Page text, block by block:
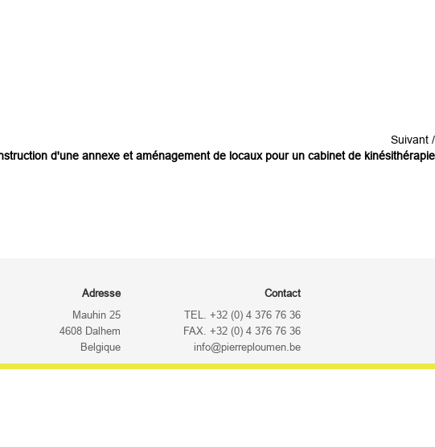
Suivant /
d'une annexe et aménagement de locaux pour un cabinet de kinésithérapie
Contact
TEL. +32 (0) 4 376 76 36
FAX. +32 (0) 4 376 76 36
info@pierreploumen.be
Adresse
Mauhin 25
4608 Dalhem
Belgique